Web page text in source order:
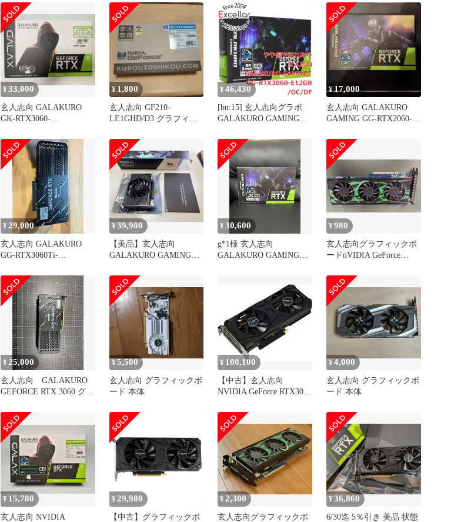
E2GB/LP 超美品 動作確
認済
グラフィックボード 6GB
デュアルファン
GALAKURO GAMINGシ
リーズ GG-RTX2060-
E6GB/DF
¥33,000
玄人志向 GALAKURO
GK-RTX3060-
¥ 1,800
玄人志向 GF210-
LE1GHD/D3 グラフィッ
¥ 46,430
[bn:15] 玄人志向グラボ
GALAKURO GAMING
E12GB/OC/DF PCIExp
12GB 元箱あり
¥17,000
玄人志向 GALAKURO
GAMING GG-RTX2060-
¥ 29,000
玄人志向 GALAKURO
GG-RTX3060Ti-
¥39,900
【美品】玄人志向
GALAKURO GAMING
¥30,600
g*1様 玄人志向
GALAKURO GAMING
¥980
玄人志向グラフィックボ
ードnVIDIA GeForce
¥ 25,000
玄人志向 GALAKURO
GEFORCE RTX 3060 グラ
¥5,500
玄人志向 グラフィックボ
ード 本体
¥ 100,100
【中古】玄人志向
NVIDIA GeForce RTX3060
GDDR6 12GB
GALAKURO GAMINGシ
リーズ GG-RTX3060-
E12GB/OC/DF
¥4,000
玄人志向 グラフィックボ
ード 本体
¥ 15,780
玄人志向 NVIDIA
¥ 29,980
【中古】グラフィックボ
¥ 2,300
玄人志向グラフィックボ
¥36,860
6/30迄 5％引き 美品 状態